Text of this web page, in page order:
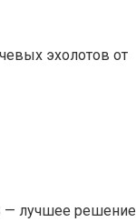
эхолотов от
— лучшее решение